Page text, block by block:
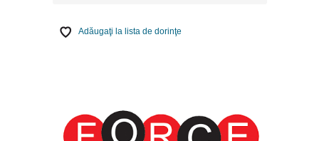
Adăugaţi la lista de dorinţe